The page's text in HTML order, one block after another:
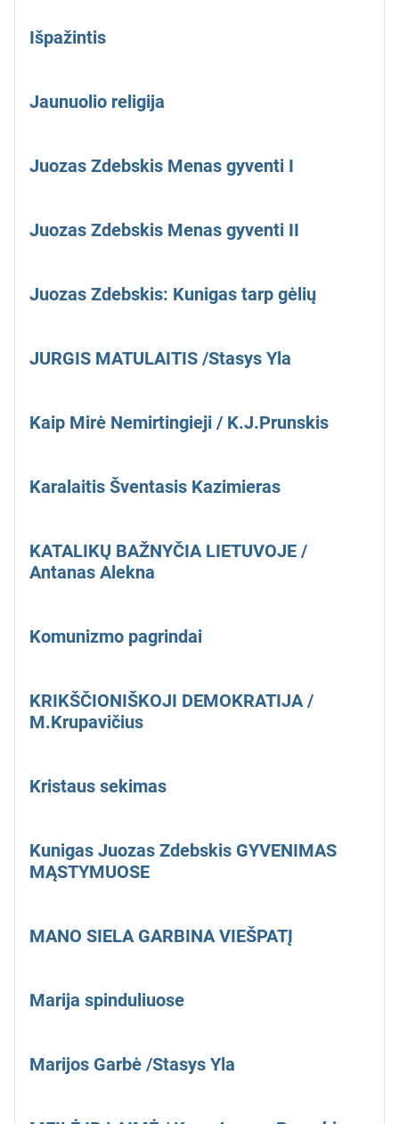
Išpažintis
Jaunuolio religija
Juozas Zdebskis Menas gyventi I
Juozas Zdebskis Menas gyventi II
Juozas Zdebskis: Kunigas tarp gėlių
JURGIS MATULAITIS /Stasys Yla
Kaip Mirė Nemirtingieji / K.J.Prunskis
Karalaitis Šventasis Kazimieras
KATALIKŲ BAŽNYČIA LIETUVOJE /
Antanas Alekna
Komunizmo pagrindai
KRIKŠČIONIŠKOJI DEMOKRATIJA /
M.Krupavičius
Kristaus sekimas
Kunigas Juozas Zdebskis GYVENIMAS
MĄSTYMUOSE
MANO SIELA GARBINA VIEŠPATĮ
Marija spinduliuose
Marijos Garbė /Stasys Yla